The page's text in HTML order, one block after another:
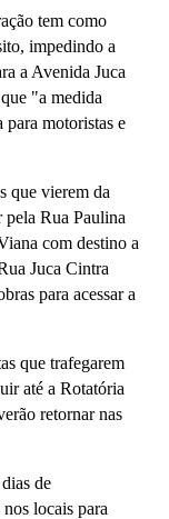
tem como
impedindo a
a Avenida Juca
"a medida
para motoristas e
que vierem da
pela Rua Paulina
com destino a
Juca Cintra
para acessar a
que trafegarem
até a Rotatória
retornar nas
de
locais para